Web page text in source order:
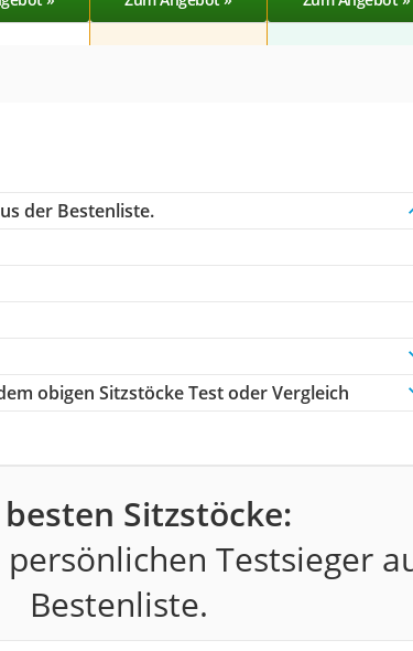
der Bestenliste.
obigen Sitzstöcke Test oder Vergleich
Sitzstöcke:
Testsieger
Bestenliste.